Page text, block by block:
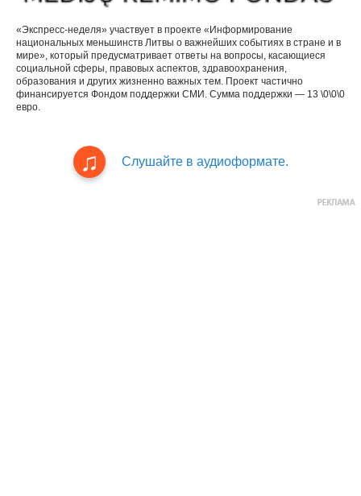
«Экспресс-неделя» участвует в проекте «Информирование
национальных меньшинств Литвы о важнейших событиях в стране и в
мире», который предусматривает ответы на вопросы, касающиеся
социальной сферы, правовых аспектов, здравоохранения,
образования и других жизненно важных тем. Проект частично
финансируется Фондом поддержки СМИ. Сумма поддержки — 13 \0\0\0
евро.
Слушайте в аудиоформате.